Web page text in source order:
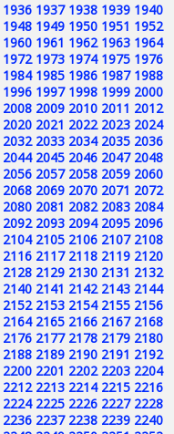
1936 1937 1938 1939 1940
1948 1949 1950 1951 1952
1960 1961 1962 1963 1964
1972 1973 1974 1975 1976
1984 1985 1986 1987 1988
1996 1997 1998 1999 2000
2008 2009 2010 2011 2012
2020 2021 2022 2023 2024
2032 2033 2034 2035 2036
2044 2045 2046 2047 2048
2056 2057 2058 2059 2060
2068 2069 2070 2071 2072
2080 2081 2082 2083 2084
2092 2093 2094 2095 2096
2104 2105 2106 2107 2108
2116 2117 2118 2119 2120
2128 2129 2130 2131 2132
2140 2141 2142 2143 2144
2152 2153 2154 2155 2156
2164 2165 2166 2167 2168
2176 2177 2178 2179 2180
2188 2189 2190 2191 2192
2200 2201 2202 2203 2204
2212 2213 2214 2215 2216
2224 2225 2226 2227 2228
2236 2237 2238 2239 2240